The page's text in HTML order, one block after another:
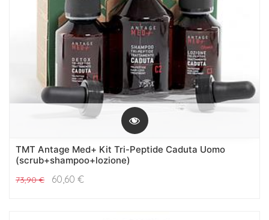
TMT Antage Med+ Kit Tri-Peptide Caduta Uomo
(scrub+shampoo+lozione)
73,90€ 60,60 €